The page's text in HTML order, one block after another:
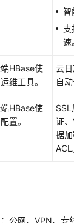
智
支
速
HBase使
维工具。
云
自动
HBase使
置。
证
据
ACL
公网、VPN、专